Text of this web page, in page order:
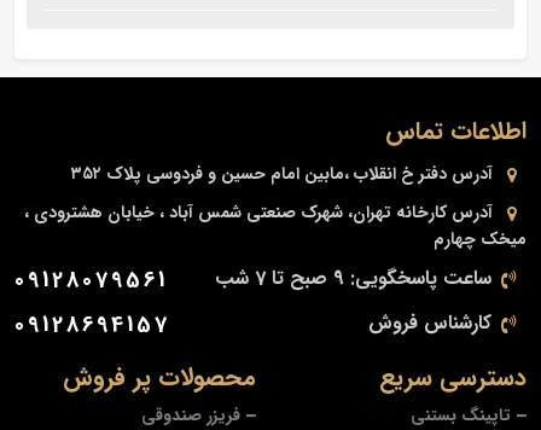
محصولات پر فروش
فریزر صندوقی
دسترسی سریع
تاپینگ بستنی
اطلاعات تماس
آدرس دفتر خ انقلاب ،مابین امام حسین و فردوسی پلاک ۳۵۲
آدرس کارخانه تهران، شهرک صنعتی شمس آباد ، خیابان هشترودی ،
میخک چهارم
ساعت پاسخگویی: 9 صبح تا 7 شب 09128079561
کارشناس فروش 09128694157